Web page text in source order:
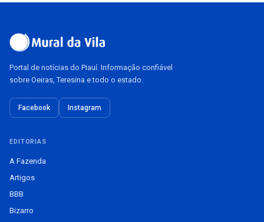
Portal de notícias do Piauí. Informação confiável
sobre Oeiras, Teresina e todo o estado.
Facebook Instagram
EDITORIAS
A Fazenda
Artigos
BBB
Bizarro